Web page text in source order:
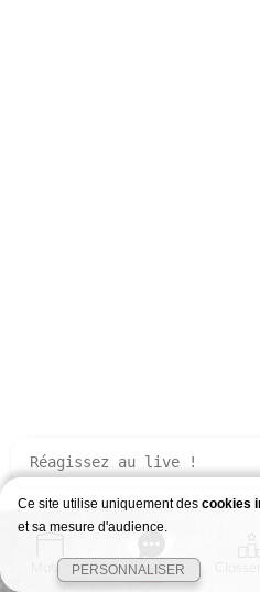
Match Story
Ce site utilise uniquement des cookies
et sa mesure d'audience.
PERSONNALISER